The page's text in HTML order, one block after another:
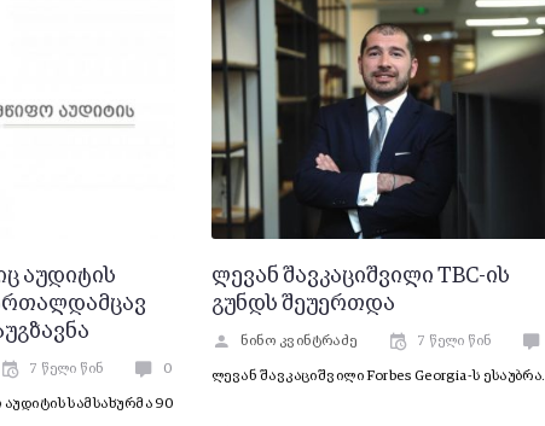
აუდიტის
7 წელი წინ 0
სამსახურმა 90
ლევან შავკაციშვილი TBC-ის
გუნდს შეუერთდა
ნინო კვინტრაძე 7 წელი წინ
ლევან შავკაციშვილი Forbes Georgia-ს ესაუბრა.